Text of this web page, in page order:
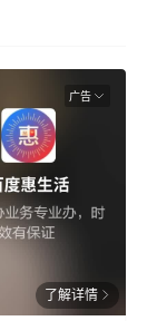
广告
了解详情